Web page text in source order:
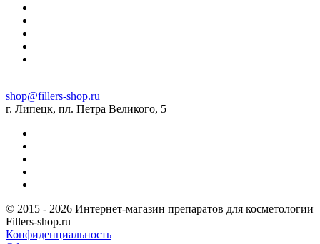
shop@fillers-shop.ru
г. Липецк, пл. Петра Великого, 5
© 2015 - 2026 Интернет-магазин препаратов для косметологии
Fillers-shop.ru
Конфиденциальность